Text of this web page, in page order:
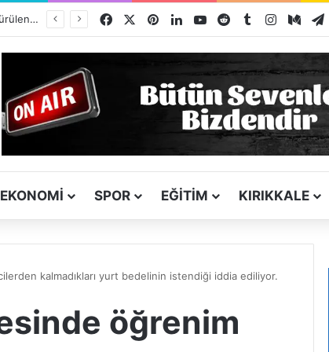
Yurt dışına bile götürülen Kırıkkale simidi listede neden yok? Facebook PinterestLinkedInYouTubeRedditTumblrInstagram
EKONOMI SPOR EĞITIM KIRIKKALE
kalmadıkları yurt bedelinin istendiği iddia ediliyor.
öğrenim